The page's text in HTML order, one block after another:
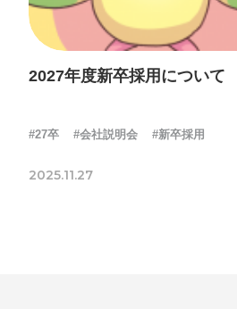
2027年度新卒採用について
#27卒 #会社説明会 #新卒採用
2025.11.27